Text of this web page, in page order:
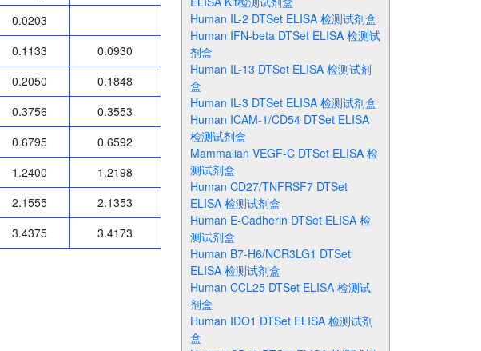
0.0203
0.1133
0.0930
0.2050
0.1848
0.3756
0.3553
0.6795
0.6592
1.2400
1.2198
2.1555
2.1353
3.4375 3.4173
Human IL-2 DTSet ELISA 检测试剂盒
Human IFN-beta DTSet ELISA 检测试
剂盒
Human IL-13 DTSet ELISA 检测试剂
盒
Human IL-3 DTSet ELISA 检测试剂盒
Human ICAM-1/CD54 DTSet ELISA
检测试剂盒
Mammalian VEGF-C DTSet ELISA 检
测试剂盒
Human CD27/TNFRSF7 DTSet
ELISA 检测试剂盒
Human E-Cadherin DTSet ELISA 检
测试剂盒
Human B7-H6/NCR3LG1 DTSet
ELISA 检测试剂盒
Human CCL25 DTSet ELISA 检测试
剂盒
Human IDO1 DTSet ELISA 检测试剂
盒